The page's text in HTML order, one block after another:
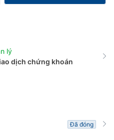
lý
dịch chứng khoán
Đã đóng